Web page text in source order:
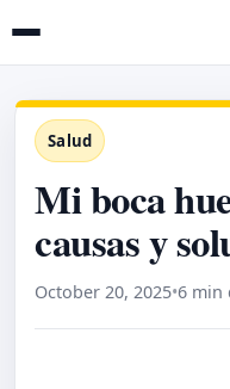
Salud
Mi boca
causas y
October 20, 2025•6 min